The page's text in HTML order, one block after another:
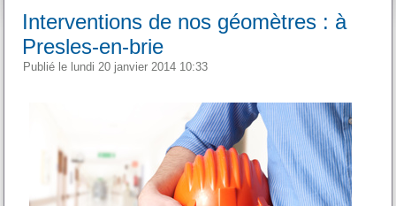
Interventions de nos géomètres : à
Presles-en-brie
Publié le lundi 20 janvier 2014 10:33